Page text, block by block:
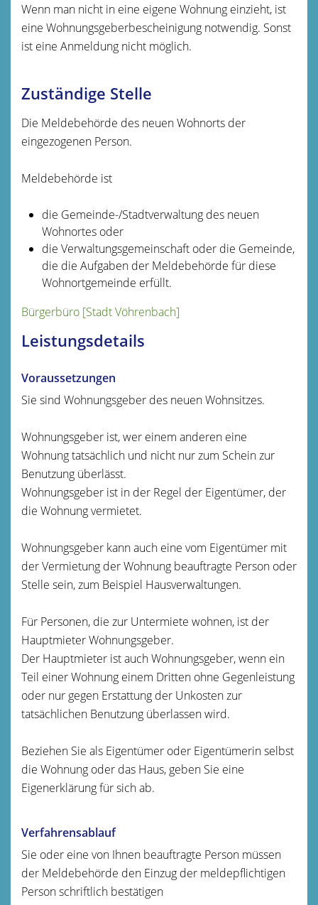
Wenn man nicht in eine eigene Wohnung einzieht, ist
eine Wohnungsgeberbescheinigung notwendig. Sonst
ist eine Anmeldung nicht möglich.
Zuständige Stelle
Die Meldebehörde des neuen Wohnorts der
eingezogenen Person.
Meldebehörde ist
die Gemeinde-/Stadtverwaltung des neuen
Wohnortes oder
die Verwaltungsgemeinschaft oder die Gemeinde,
die die Aufgaben der Meldebehörde für diese
Wohnortgemeinde erfüllt.
Bürgerbüro [Stadt Vöhrenbach]
Leistungsdetails
Voraussetzungen
Sie sind Wohnungsgeber des neuen Wohnsitzes.
Wohnungsgeber ist, wer einem anderen eine
Wohnung tatsächlich und nicht nur zum Schein zur
Benutzung überlässt.
Wohnungsgeber ist in der Regel der Eigentümer, der
die Wohnung vermietet.
Wohnungsgeber kann auch eine vom Eigentümer mit
der Vermietung der Wohnung beauftragte Person oder
Stelle sein, zum Beispiel Hausverwaltungen.
Für Personen, die zur Untermiete wohnen, ist der
Hauptmieter Wohnungsgeber.
Der Hauptmieter ist auch Wohnungsgeber, wenn ein
Teil einer Wohnung einem Dritten ohne Gegenleistung
oder nur gegen Erstattung der Unkosten zur
tatsächlichen Benutzung überlassen wird.
Beziehen Sie als Eigentümer oder Eigentümerin selbst
die Wohnung oder das Haus, geben Sie eine
Eigenerklärung für sich ab.
Verfahrensablauf
Sie oder eine von Ihnen beauftragte Person müssen
der Meldebehörde den Einzug der meldepflichtigen
Person schriftlich bestätigen